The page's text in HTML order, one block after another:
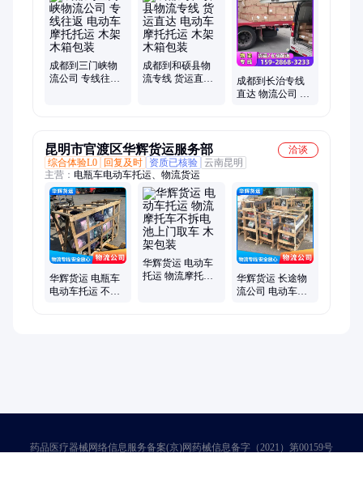
成都到三门峡物
流公司 专线往返
成都到和硕县物
流专线 货运直达
成都到长治专线
直达 物流公司 电
昆明市官渡区华辉货运服务部
洽谈
综合体验L0
回复及时 资质已核验 云南昆明
主营： 电瓶车电动车托运、物流货运
华辉货运 电瓶车
电动车托运 不拆
华辉货运 电动车
托运 物流摩托车
华辉货运 长途物
流公司 电动车摩
药品医疗器械网络信息服务备案(京)网药械信息备字（2021）第00159号